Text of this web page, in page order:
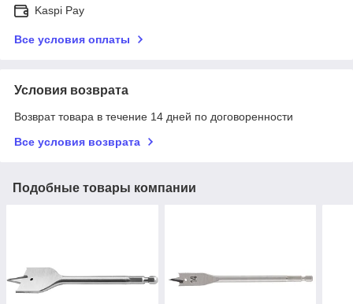
Kaspi Pay
Все условия оплаты
Условия возврата
Возврат товара в течение 14 дней по договоренности
Все условия возврата
Подобные товары компании